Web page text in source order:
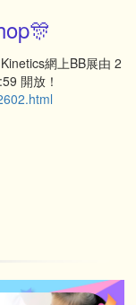
網上BB展由 2
開放！